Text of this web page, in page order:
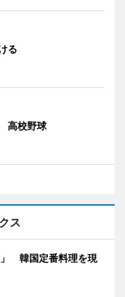
る
高校野球
ス
韓国定番料理を現